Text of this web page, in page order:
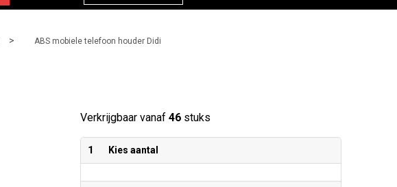
> ABS mobiele telefoon houder Didi
Verkrijgbaar vanaf 46stuks
1 Kies aantal